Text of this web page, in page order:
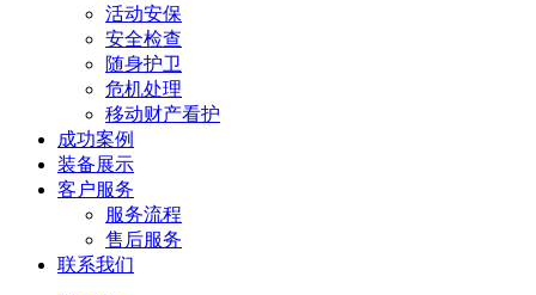
活动安保
安全检查
随身护卫
危机处理
移动财产看护
成功案例
装备展示
客户服务
服务流程
售后服务
联系我们